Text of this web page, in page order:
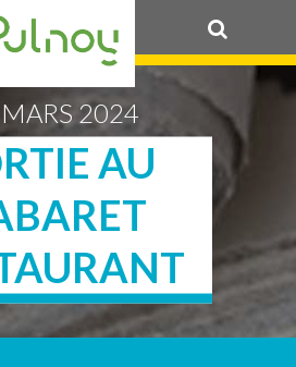
2024
AU